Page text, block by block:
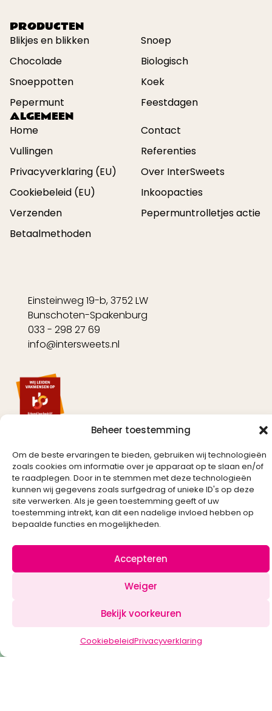
Beheer toestemming
Om de beste ervaringen te bieden, gebruiken wij technologieën
zoals cookies om informatie over je apparaat op te slaan en/of
te raadplegen. Door in te stemmen met deze technologieën
kunnen wij gegevens zoals surfgedrag of unieke ID's op deze
site verwerken. Als je geen toestemming geeft of uw
toestemming intrekt, kan dit een nadelige invloed hebben op
bepaalde functies en mogelijkheden.
Accepteren
Weiger
Bekijk voorkeuren
CookiebeleidPrivacyverklaring
PRODUCTEN
Blikjes en blikken
Snoep
Chocolade
Biologisch
Snoeppotten
Koek
Pepermunt
Feestdagen
ALGEMEEN
Home
Contact
Vullingen
Referenties
Privacyverklaring (EU)
Over InterSweets
Cookiebeleid (EU)
Inkoopacties
Verzenden
Pepermuntrolletjes actie
Betaalmethoden
Einsteinweg 19-b, 3752 LW
Bunschoten-Spakenburg
033 - 298 27 69
info@intersweets.nl
Created by
accepteren en deze inhoud in te
schakelen